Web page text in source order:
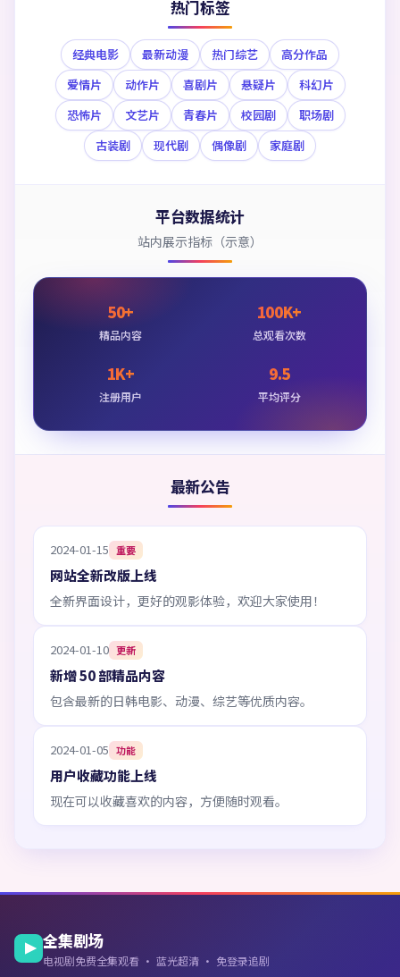
热门标签
经典电影 最新动漫 热门综艺
高分作品
爱情片
动作片 喜剧片 悬疑片
科幻片
恐怖片
文艺片 青春片 校园剧
职场剧
古装剧
现代剧 偶像剧 家庭剧
平台数据统计
站内展示指标（示意）
50+
精品内容
100K+
总观看次数
1K+
注册用户
9.5
平均评分
最新公告
2024-01-15 重要
网站全新改版上线
全新界面设计，更好的观影体验，欢迎大家使用！
2024-01-10 更新
新增 50 部精品内容
包含最新的日韩电影、动漫、综艺等优质内容。
2024-01-05 功能
用户收藏功能上线
现在可以收藏喜欢的内容，方便随时观看。
全集剧场
电视剧免费全集观看 · 蓝光超清 · 免登录追剧